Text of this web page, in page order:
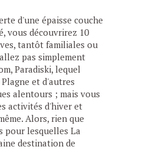
d'une épaisse couche
vous découvrirez 10
tantôt familiales ou
pas simplement
Paradiski, lequel
et d'autres
alentours ; mais vous
activités d'hiver et
Alors, rien que
pour lesquelles La
destination de